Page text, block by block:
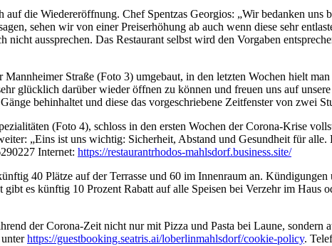
die Wiedereröffnung. Chef Spentzas Georgios: „Wir bedanken uns
sehen wir von einer Preiserhöhung ab auch wenn diese sehr
aussprechen. Das Restaurant selbst wird den Vorgaben
Straße (Foto 3) umgebaut, in den letzten Wochen hielt
glücklich darüber wieder öffnen zu können und freuen uns auf
behinhaltet und diese das vorgeschriebene Zeitfenster von zwei
(Foto 4), schloss in den ersten Wochen der Corona-Krise
„Eins ist uns wichtig: Sicherheit, Abstand und Gesundheit für
Internet: https://restaurantrhodos-mahlsdorf.business.site/
40 Plätze auf der Terrasse und 60 im Innenraum an.
es künftig 10 Prozent Rabatt auf alle Speisen bei Verzehr im Haus
der Corona-Zeit nicht nur mit Pizza und Pasta bei Laune,
https://guestbooking.seatris.ai/loberlinmahlsdorf/cookie-policy.